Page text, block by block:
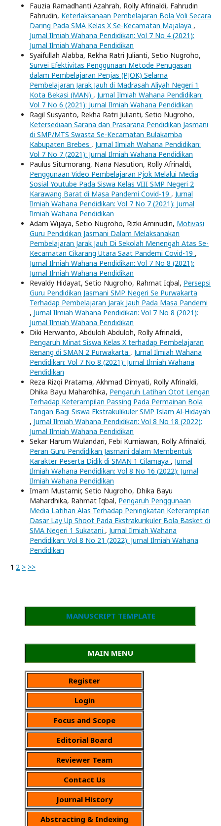
Fauzia Ramadhanti Azahrah, Rolly Afrinaldi, Fahrudin
Fahrudin, Keterlaksanaan Pembelajaran Bola Voli Secara
Daring Pada SMA Kelas X Se-Kecamatan Majalaya ,
Jurnal Ilmiah Wahana Pendidikan: Vol 7 No 4 (2021):
Jurnal Ilmiah Wahana Pendidikan
Syaifullah Alabba, Rekha Ratri Julianti, Setio Nugroho,
Survei Efektivitas Penggunaan Metode Penugasan
dalam Pembelajaran Penjas (PJOK) Selama
Pembelajaran Jarak Jauh di Madrasah Aliyah Negeri 1
Kota Bekasi (MAN) , Jurnal Ilmiah Wahana Pendidikan:
Vol 7 No 6 (2021): Jurnal Ilmiah Wahana Pendidikan
Ragil Susyanto, Rekha Ratri Julianti, Setio Nugroho,
Ketersediaan Sarana dan Prasarana Pendidikan Jasmani
di SMP/MTS Swasta Se-Kecamatan Bulakamba
Kabupaten Brebes , Jurnal Ilmiah Wahana Pendidikan:
Vol 7 No 7 (2021): Jurnal Ilmiah Wahana Pendidikan
Paulus Situmorang, Nana Nasution, Rolly Afrinaldi,
Penggunaan Video Pembelajaran Pjok Melalui Media
Sosial Youtube Pada Siswa Kelas VIII SMP Negeri 2
Karawang Barat di Masa Pandemi Covid-19 , Jurnal
Ilmiah Wahana Pendidikan: Vol 7 No 7 (2021): Jurnal
Ilmiah Wahana Pendidikan
Adam Wijaya, Setio Nugroho, Rizki Aminudin, Motivasi
Guru Pendidikan Jasmani Dalam Melaksanakan
Pembelajaran Jarak Jauh Di Sekolah Menengah Atas Se-
Kecamatan Cikarang Utara Saat Pandemi Covid-19 ,
Jurnal Ilmiah Wahana Pendidikan: Vol 7 No 8 (2021):
Jurnal Ilmiah Wahana Pendidikan
Revaldy Hidayat, Setio Nugroho, Rahmat Iqbal, Persepsi
Guru Pendidikan Jasmani SMP Negeri Se Purwakarta
Terhadap Pembelajaran Jarak Jauh Pada Masa Pandemi
, Jurnal Ilmiah Wahana Pendidikan: Vol 7 No 8 (2021):
Jurnal Ilmiah Wahana Pendidikan
Diki Herwanto, Abduloh Abduloh, Rolly Afrinaldi,
Pengaruh Minat Siswa Kelas X terhadap Pembelajaran
Renang di SMAN 2 Purwakarta , Jurnal Ilmiah Wahana
Pendidikan: Vol 7 No 8 (2021): Jurnal Ilmiah Wahana
Pendidikan
Reza Rizqi Pratama, Akhmad Dimyati, Rolly Afrinaldi,
Dhika Bayu Mahardhika, Pengaruh Latihan Otot Lengan
Terhadap Keterampilan Passing Pada Permainan Bola
Tangan Bagi Siswa Ekstrakulikuler SMP Islam Al-Hidayah
, Jurnal Ilmiah Wahana Pendidikan: Vol 8 No 18 (2022):
Jurnal Ilmiah Wahana Pendidikan
Sekar Harum Wulandari, Febi Kurniawan, Rolly Afrinaldi,
Peran Guru Pendidikan Jasmani dalam Membentuk
Karakter Peserta Didik di SMAN 1 Cilamaya , Jurnal
Ilmiah Wahana Pendidikan: Vol 8 No 16 (2022): Jurnal
Ilmiah Wahana Pendidikan
Imam Mustamir, Setio Nugroho, Dhika Bayu
Mahardhika, Rahmat Iqbal, Pengaruh Penggunaan
Media Latihan Alas Terhadap Peningkatan Keterampilan
Dasar Lay Up Shoot Pada Ekstrakurikuler Bola Basket di
SMA Negeri 1 Sukatani , Jurnal Ilmiah Wahana
Pendidikan: Vol 8 No 21 (2022): Jurnal Ilmiah Wahana
Pendidikan
1 2 > >>
MANUSCRIPT TEMPLATE
MAIN MENU
Register
Login
Focus and Scope
Editorial Board
Reviewer Team
Contact Us
Journal History
Abstracting & Indexing